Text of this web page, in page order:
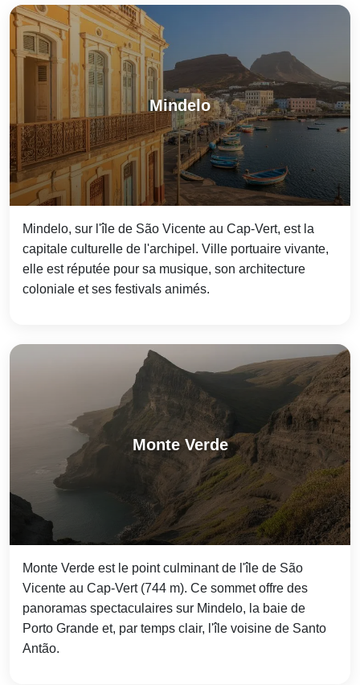
Mindelo
Mindelo, sur l'île de São Vicente au Cap-Vert, est la
capitale culturelle de l'archipel. Ville portuaire vivante,
elle est réputée pour sa musique, son architecture
coloniale et ses festivals animés.
Monte Verde
Monte Verde est le point culminant de l'île de São
Vicente au Cap-Vert (744 m). Ce sommet offre des
panoramas spectaculaires sur Mindelo, la baie de
Porto Grande et, par temps clair, l'île voisine de Santo
Antão.